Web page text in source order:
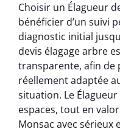
Choisir un Élagueur
bénéficier d’un suivi
diagnostic initial
devis élagage arbre
transparente, afin
réellement adaptée
situation. Le
espaces, tout en
Monsac avec sérieux